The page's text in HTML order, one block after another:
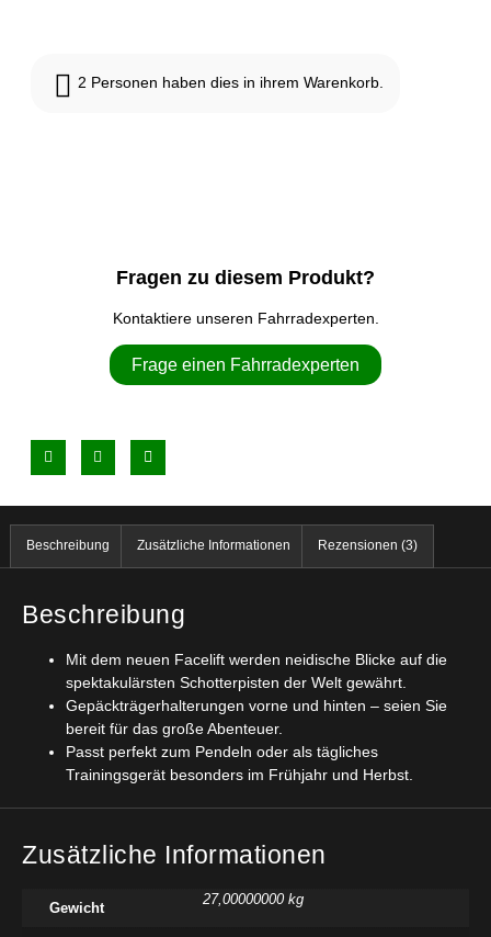
2 Personen haben dies in ihrem Warenkorb.
Fragen zu diesem Produkt?
Kontaktiere unseren Fahrradexperten.
Frage einen Fahrradexperten
Beschreibung Zusätzliche Informationen Rezensionen (3)
Beschreibung
Mit dem neuen Facelift werden neidische Blicke auf die
spektakulärsten Schotterpisten der Welt gewährt.
Gepäckträgerhalterungen vorne und hinten – seien Sie
bereit für das große Abenteuer.
Passt perfekt zum Pendeln oder als tägliches
Trainingsgerät besonders im Frühjahr und Herbst.
Zusätzliche Informationen
Gewicht
27,00000000 kg